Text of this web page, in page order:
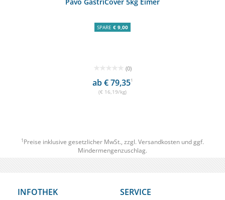
SPARE € 9,00
(0)
ab € 79,351
(€ 16,19/kg)
1 Preise inklusive gesetzlicher MwSt., zzgl. Versandkosten und ggf.
Mindermengenzuschlag.
INFOTHEK SERVICE